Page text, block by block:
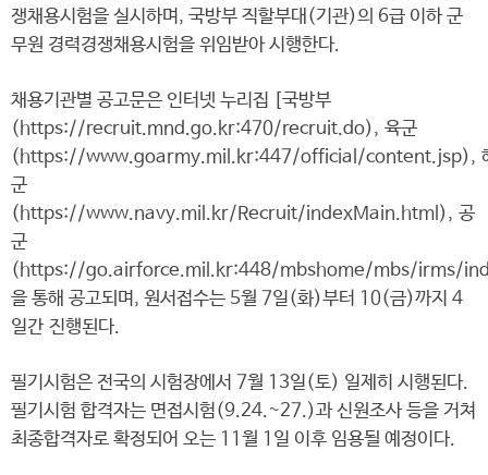
쟁채용시험을 실시하며, 국방부 직할부대(기관)의 6급 이하 군
무원 경력경쟁채용시험을 위임받아 시행한다.
채용기관별 공고문은 인터넷 누리집 [국방부
(https://recruit.mnd.go.kr:470/recruit.do), 육군
(https://www.goarmy.mil.kr:447/official/content.jsp),
군
(https://www.navy.mil.kr/Recruit/indexMain.html), 공
군
(https://go.airforce.mil.kr:448/mbshome/mbs/irms/
을 통해 공고되며, 원서접수는 5월 7일(화)부터 10(금)까지 4
일간 진행된다.
필기시험은 전국의 시험장에서 7월 13일(토) 일제히 시행된다.
필기시험 합격자는 면접시험(9.24.~27.)과 신원조사 등을 거쳐
최종합격자로 확정되어 오는 11월 1일 이후 임용될 예정이다.